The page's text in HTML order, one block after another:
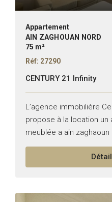
Appartement
AIN ZAGHOUAN NORD
75 m²
Réf: 27290
CENTURY 21 Infinity
L’agence immobilière
propose à la location un
meublée a ain
zaghouan nord .